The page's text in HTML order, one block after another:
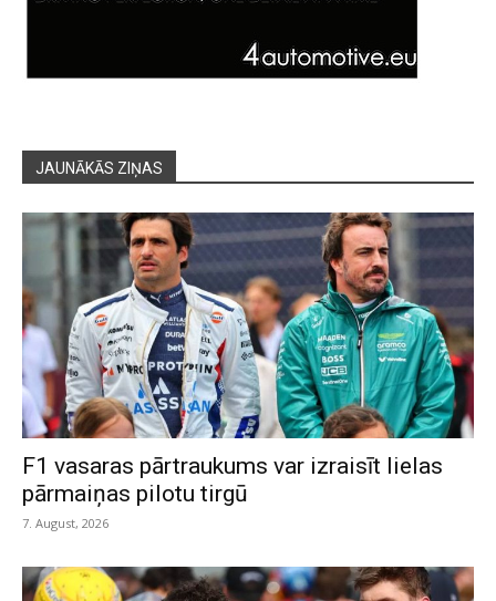
JAUNĀKĀS ZIŅAS
F1 vasaras pārtraukums var izraisīt lielas
pārmaiņas pilotu tirgū
7. August, 2026